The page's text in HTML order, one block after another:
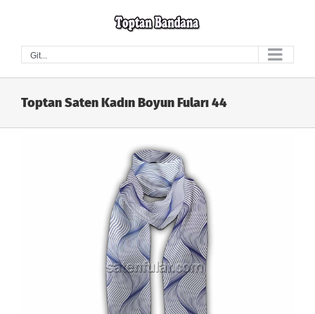
Git...
Toptan Saten Kadın Boyun Fuları 44